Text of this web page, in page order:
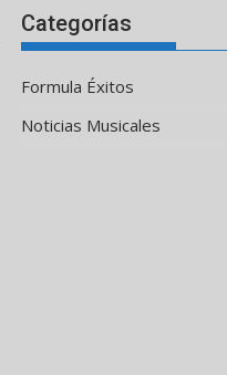
Categorías
Formula Éxitos
Noticias Musicales